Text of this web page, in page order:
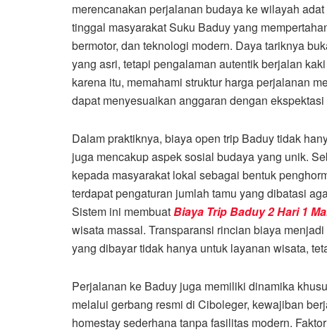
merencanakan perjalanan budaya ke wilayah adat
tinggal masyarakatSuku Baduyyang
bermotor, dan teknologi modern. Daya tariknya
yang asri, tetapi pengalaman autentik berjalan
karena itu, memahami struktur harga perjalanan
dapat menyesuaikan anggaran dengan
Dalam praktiknya, biaya open trip Baduy tidak
juga mencakup aspek sosial budaya yang unik.
kepada masyarakat lokal sebagai bentuk
terdapat pengaturan jumlah tamu yang dibatasi
Sistem ini membuatBiaya Trip Baduy 2 Hari 1
wisata massal. Transparansi rincian biaya
yang dibayar tidak hanya untuk layanan wisata,
Perjalanan ke Baduy juga memiliki dinamika
melalui gerbang resmi di Ciboleger, kewajiban
homestay sederhana tanpa fasilitas modern.